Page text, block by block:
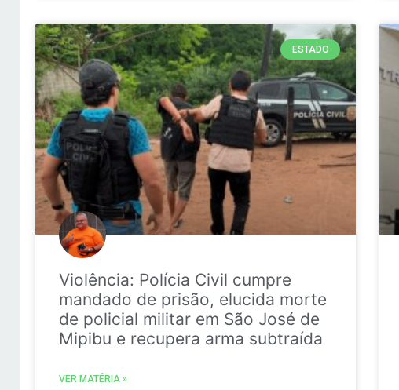
ESTADO
Violência: Polícia Civil cumpre
mandado de prisão, elucida morte
de policial militar em São José de
Mipibu e recupera arma subtraída
VER MATÉRIA »